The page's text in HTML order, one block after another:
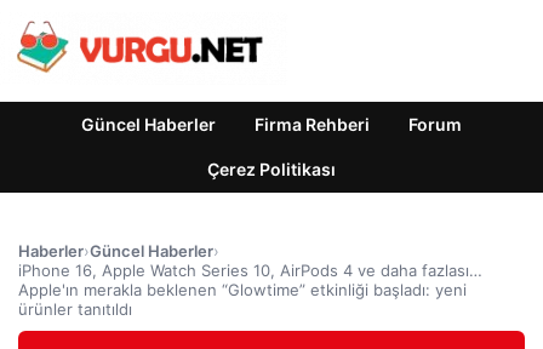
Güncel Haberler Firma Rehberi Forum
Çerez Politikası
Haberler›Güncel Haberler›
iPhone 16, Apple Watch Series 10, AirPods 4 ve daha fazlası…
Apple'ın merakla beklenen “Glowtime” etkinliği başladı: yeni
ürünler tanıtıldı